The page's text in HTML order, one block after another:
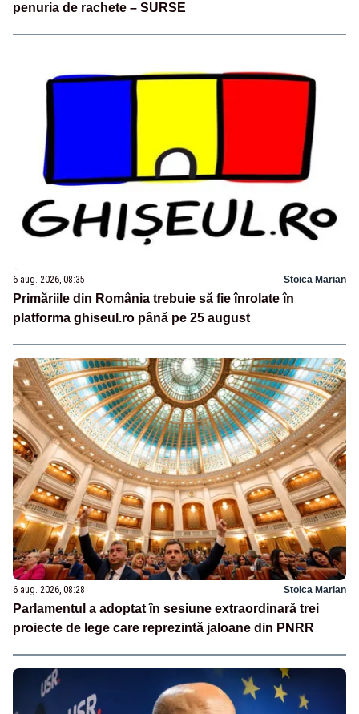
penuria de rachete – SURSE
6 aug. 2026, 08:35 Stoica Marian
Primăriile din România trebuie să fie înrolate în
platforma ghiseul.ro până pe 25 august
6 aug. 2026, 08:28 Stoica Marian
Parlamentul a adoptat în sesiune extraordinară trei
proiecte de lege care reprezintă jaloane din PNRR